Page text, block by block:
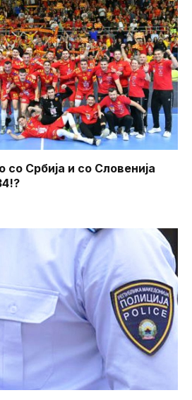
со Србија и со Словенија